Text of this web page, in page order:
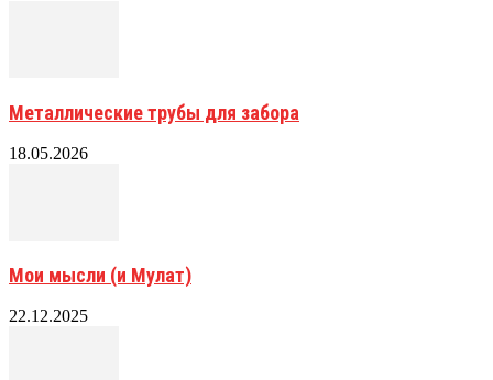
Металлические трубы для забора
18.05.2026
Мои мысли (и Мулат)
22.12.2025